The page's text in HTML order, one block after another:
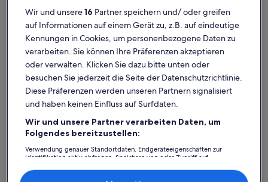
Pfadfindermuseum, die den perfekten Ausgangspunkt für deine
Reise bilden. Ganz gleich, ob du mit Freunden, Familie oder
Haustieren unterwegs bist, Ferienunterkünfte bieten dir die
Ausstattung, auf die du Wert legst. Was so dazugehört?
Beispielsweise ein Whirpool, eine Waschmaschine und ein Trockner.
Und auch wenn du Optionen zur Barrierefreiheit oder bezüglich der
Rauchpräferenzen suchst, wirst du das finden, was dir vorschwebt.
Finde Unterkünfte ganz nach deinem
Geschmack
Suche nach FerienhäusernSuche nach Ferienwohnungen oder
Suche nach
Wir und unsere16 Partner speichern und/ oder greifen
auf Informationen auf einem Gerät zu, z.B. auf eindeutige
Kennungen in Cookies, um personenbezogene Daten zu
verarbeiten. Sie können Ihre Präferenzen akzeptieren
oder verwalten. Klicken Sie dazu bitte unten oder
besuchen Sie jederzeit die Seite der Datenschutzrichtlinie.
Diese Präferenzen werden unseren Partnern signalisiert
und haben keinen Einfluss auf Surfdaten.
Wir und unsere Partner verarbeiten Daten, um
Folgendes bereitzustellen:
Verwendung genauer Standortdaten. Endgeräteeigenschaften zur
Identifikation aktiv abfragen. Speichern von oder Zugriff auf
Inhalte, Messung von Werbeleistung und der Performance von Inhalten,